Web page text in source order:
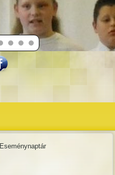
Eseménynaptár